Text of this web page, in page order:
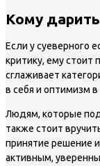
Кому
Если у суеверного
критику, ему стоит
сглаживает
в себя и оптимизм
Людям, которые
также стоит
принятие решение
активным,